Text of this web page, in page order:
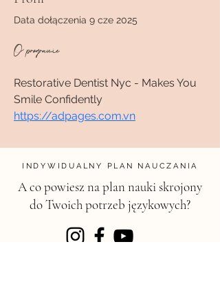
Data dołączenia 9 cze 2025
O programie
Restorative Dentist Nyc - Makes You
Smile Confidently
https://adpages.com.vn
INDYWIDUALNY PLAN NAUCZANIA
A co powiesz na plan nauki skrojony
do Twoich potrzeb językowych?